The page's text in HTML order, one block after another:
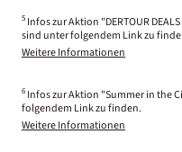
5 Infos zur Aktion "DERTOUR
sind unter folgendem Link zu
Weitere Informationen
6 Infos zur Aktion "Summer in the
folgendem Link zu finden.
Weitere Informationen